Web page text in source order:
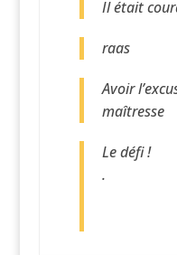
Il était
raas
Avoir
maîtresse
Le défi !
.